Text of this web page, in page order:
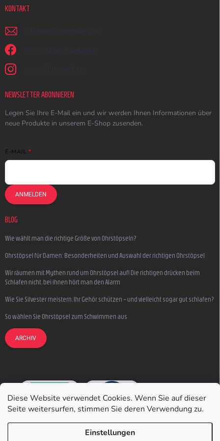
Diese Website verwendet Cookies. Wenn Sie auf dieser
Seite weitersurfen, stimmen Sie deren Verwendung zu.
Einstellungen
KONTAKT
schreiben @ earmazing.de
Wir sind auf Facebook!
earmazing_earplugs
NEWSLETTER ABONNIEREN
Legen Sie Ihre E-Mail ein und wir werden Ihnen Informationen über
neue Produkte in unserem E-Shop zusenden.
E-MAIL
ANMELDEN
BLOG
Wie wählt man die richtige Größe von Ohrstöpseln?
Ohrstöpsel für Damen: Besonderheiten und Auswahl der richtigen Ohrstöpsel
Wir räumen mit Mythen rund um Ohrstöpsel auf! Die richtigen drücken beim
Schlafen nicht, bei ihnen hört man den Alarm
Wie Sie Silvester meistern, Ihr Gehör schützen – und vielleicht sogar gut schlafen?
So wählen Sie Ohrstöpsel zum Schwimmen aus
ARCHIV